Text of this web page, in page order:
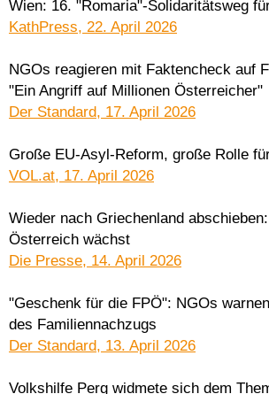
Wien: 16. "Romaria"-Solidaritätsweg
KathPress, 22. April 2026
NGOs reagieren mit Faktencheck auf
"Ein Angriff auf Millionen Österreicher"
Der Standard, 17. April 2026
Große EU-Asyl-Reform, große Rolle
VOL.at, 17. April 2026
Wieder nach Griechenland
Österreich wächst
Die Presse, 14. April 2026
"Geschenk für die FPÖ": NGOs
des Familiennachzugs
Der Standard, 13. April 2026
Volkshilfe Perg widmete sich dem